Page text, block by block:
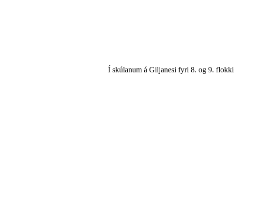
Í skúlanum á Giljanesi fyri 8. og 9. flokki